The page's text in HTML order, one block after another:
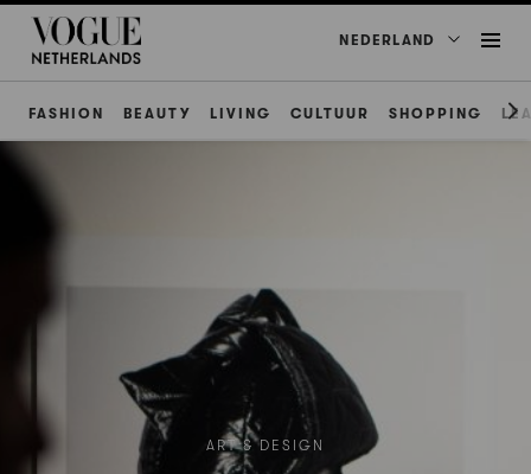
NEDERLAND
FASHION BEAUTY LIVING CULTUUR SHOPPING
ART & DESIGN